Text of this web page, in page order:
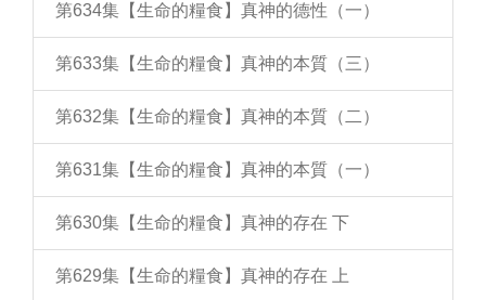
第634集【生命的糧食】真神的德性（一）
第633集【生命的糧食】真神的本質（三）
第632集【生命的糧食】真神的本質（二）
第631集【生命的糧食】真神的本質（一）
第630集【生命的糧食】真神的存在 下
第629集【生命的糧食】真神的存在 上